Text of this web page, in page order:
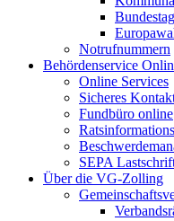
Notrufnummern
Behördenservice
Online Services
Sicheres
Fundbüro online
SEPA
Über die VG-Zolling